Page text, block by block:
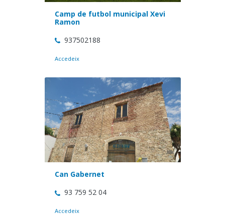
Camp de futbol municipal Xevi
Ramon
937502188
Accedeix
Can Gabernet
93 759 52 04
Accedeix